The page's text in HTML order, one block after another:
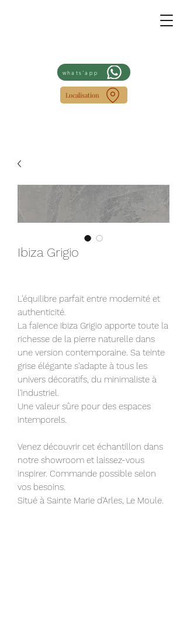
whats'app
Localisation
Ibiza Grigio
L'équilibre parfait entre modernité et
authenticité.
La faïence Ibiza Grigio apporte toute la
richesse de la pierre naturelle dans
une version contemporaine. Sa teinte
grise élégante s'adapte à tous les
univers décoratifs, du minimaliste à
l'industriel.
Une valeur sûre pour des espaces
intemporels.
Venez découvrir cet échantillon dans
notre showroom et laissez-vous
inspirer. Commande possible selon
vos besoins.
Situé à Sainte Marie d'Arles, Le Moule.